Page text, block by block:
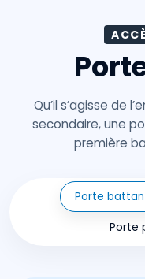
Qu’il s’agisse de
secondaire, une
première
Porte
Porte